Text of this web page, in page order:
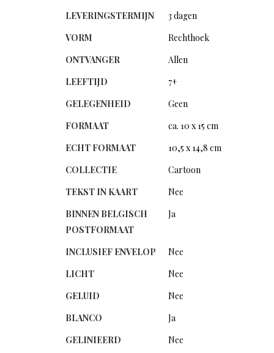
LEVERINGSTERMIJN
3 dagen
VORM
Rechthoek
ONTVANGER
Allen
LEEFTIJD
7+
GELEGENHEID
Geen
FORMAAT
ca. 10 x 15 cm
ECHT FORMAAT
10,5 x 14,8 cm
COLLECTIE
Cartoon
TEKST IN KAART
Nee
BINNEN BELGISCH
POSTFORMAAT
Ja
INCLUSIEF ENVELOP
Nee
LICHT
Nee
GELUID
Nee
BLANCO
Ja
GELINIEERD
Nee